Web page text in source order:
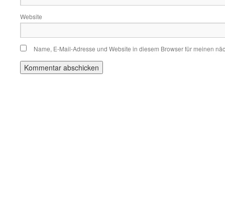
Website
Name, E-Mail-Adresse und Website in diesem Browser für meinen